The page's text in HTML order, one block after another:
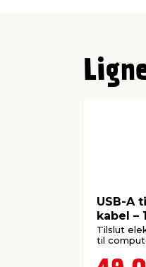
USB-A
kabel –
Tilslut
til